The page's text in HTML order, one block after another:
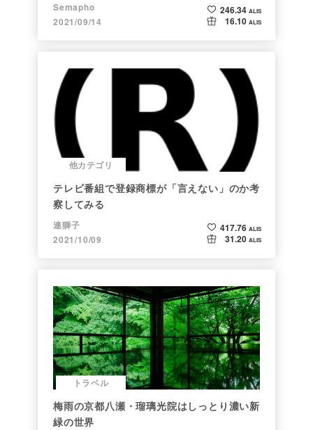
Semapho
2021/09/14
246.34 ALIS
16.10 ALIS
他カテゴリ
テレビ番組で登録商標が「言えない」のか考
察してみる
連獅子
2021/10/09
417.76 ALIS
31.20 ALIS
トラベル
梅雨の京都八瀬・瑠璃光院はしっとり濃い新
緑の世界